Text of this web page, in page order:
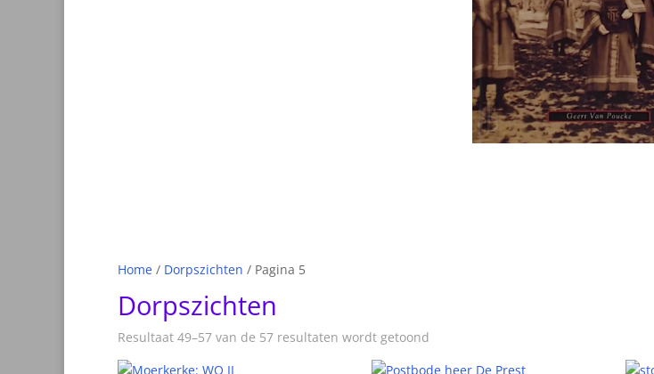
Home / Dorpszichten / Pagina 5
Dorpszichten
Resultaat 49–57 van de 57 resultaten wordt getoond